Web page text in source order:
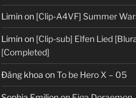
Liminon [Clip-A4VF] Summer
Liminon [Clip-sub] Elfen Lied
[Completed]
Đăng khoa onTo be Hero X – 05